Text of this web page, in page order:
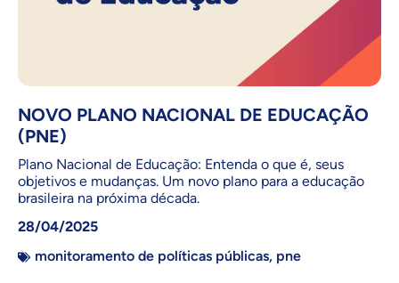
NOVO PLANO NACIONAL DE EDUCAÇÃO
(PNE)
Plano Nacional de Educação: Entenda o que é, seus
objetivos e mudanças. Um novo plano para a educação
brasileira na próxima década.
28/04/2025
monitoramento de políticas públicas, pne